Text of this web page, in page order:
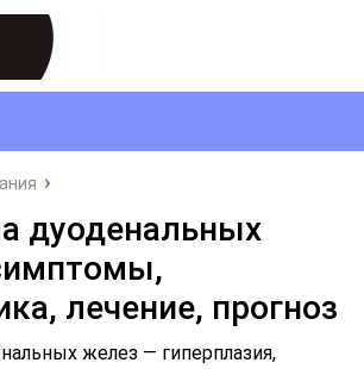
дуоденальных
лечение, прогноз
желез — гиперплазия,